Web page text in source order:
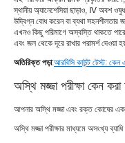
স্থানীয় অ্যানেশেসিয়া ছাড়াও, IV অবশ
উদ্বিগ্ন বোধ করেন বা ব্যথা সহনশীলতার
এখনও কিছু পরিমাণে অস্বস্তি থাকতে
এবং জল থেকে দূরে রাখার পরামর্শ দেওয়া
অতিরিক্ত পড়া:আরবিসি কাউন্ট টেস্ট:
অস্থি মজ্জা পরীক্ষা কেন
আপনার অস্থি মজ্জা এবং রক্ত ​​​​কোষের
অস্থি মজ্জা পরীক্ষার মাধ্যমে অসংখ্য